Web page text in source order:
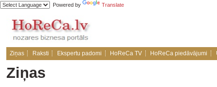
Powered by Translate
Ziņas Raksti Ekspertu padomi HoReCa TV HoReCa piedāvājumi
Ziņas